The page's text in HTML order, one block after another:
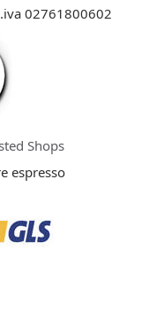
02761800602
Shops
espresso